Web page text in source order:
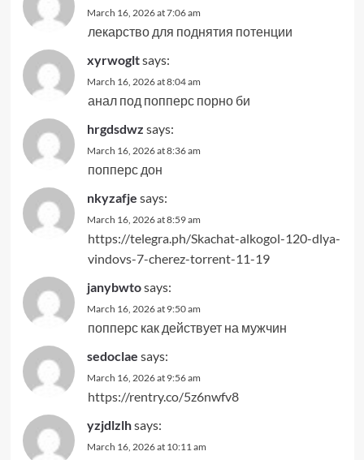
March 16, 2026 at 7:06 am
лекарство для поднятия потенции
xyrwogltsays:
March 16, 2026 at 8:04 am
анал под попперс порно би
hrgdsdwz says:
March 16, 2026 at 8:36 am
попперс дон
nkyzafje says:
March 16, 2026 at 8:59 am
https://telegra.ph/Skachat-alkogol-120-dlya-
vindovs-7-cherez-torrent-11-19
janybwtosays:
March 16, 2026 at 9:50 am
попперс как действует на мужчин
sedoclae says:
March 16, 2026 at 9:56 am
https://rentry.co/5z6nwfv8
yzjdlzlhsays:
March 16, 2026 at 10:11 am